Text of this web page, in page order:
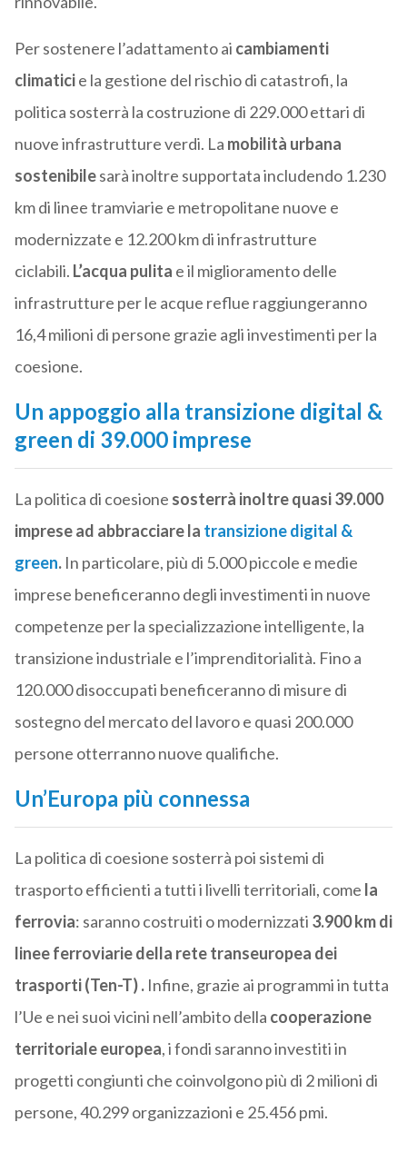
Per sostenere l’adattamento ai cambiamenti
climaticie la gestione del rischio di catastrofi, la
politica sosterrà la costruzione di 229.000 ettari di
nuove infrastrutture verdi. La mobilità urbana
sostenibilesarà inoltre supportata includendo 1.230
km di linee tramviarie e metropolitane nuove e
modernizzate e 12.200 km di infrastrutture
ciclabili. L’acqua pulita e il miglioramento delle
infrastrutture per le acque reflue raggiungeranno
16,4 milioni di persone grazie agli investimenti per la
coesione.
Un appoggio alla transizione digital &
green di 39.000 imprese
La politica di coesione sosterrà inoltre quasi 39.000
imprese ad abbracciare la transizione digital &
green.In particolare, più di 5.000 piccole e medie
imprese beneficeranno degli investimenti in nuove
competenze per la specializzazione intelligente, la
transizione industriale e l’imprenditorialità. Fino a
120.000 disoccupati beneficeranno di misure di
sostegno del mercato del lavoro e quasi 200.000
persone otterranno nuove qualifiche.
Un’Europa più connessa
La politica di coesione sosterrà poi sistemi di
trasporto efficienti a tutti i livelli territoriali, come la
ferrovia: saranno costruiti o modernizzati 3.900 km di
linee ferroviarie della rete transeuropea dei
trasporti (Ten-T) . Infine, grazie ai programmi in tutta
l’Ue e nei suoi vicini nell’ambito della cooperazione
territoriale europea, i fondi saranno investiti in
progetti congiunti che coinvolgono più di 2 milioni di
persone, 40.299 organizzazioni e 25.456 pmi.